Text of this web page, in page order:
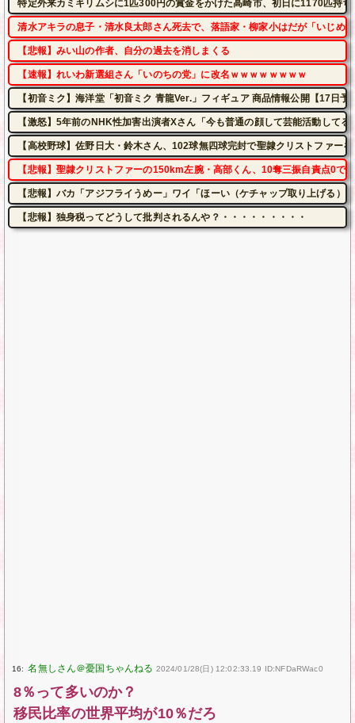
特定外来カミキリムシに1匹300円の賞金をかけた高崎市、初日に1170匹持ち
清水アキラの息子・清水良太郎さん死去で、落語家・柳家小はだが「いじめ
【悲報】みい山の作者、自分の過去を消しまくる
【速報】れいわ新選組さん「いのちの党」に改名ｗｗｗｗｗｗｗｗ
【初音ミク】海洋堂「初音ミク 青龍Ver.」フィギュア 商品情報公開【17日予
【激怒】5年前のNHK性加害出演者Xさん「今も普通の顔して芸能活動して
【高校野球】佐野日大・鈴木さん、102球無四球完封で聖隷クリストファー
【悲報】聖隷クリストファーの150km左腕・高部くん、10奪三振自責点0で
【悲報】バカ「アジフライうめー」ワイ「ほーい（ケチャップ取り上げる）
【悲報】独身税ってどうして批判されるんや？・・・・・・・・・
16: 2024/01/28(日) 12:02:33.19 ID:NFDaRWac0
8％って多いのか？
移民比率の世界平均が10％だろ